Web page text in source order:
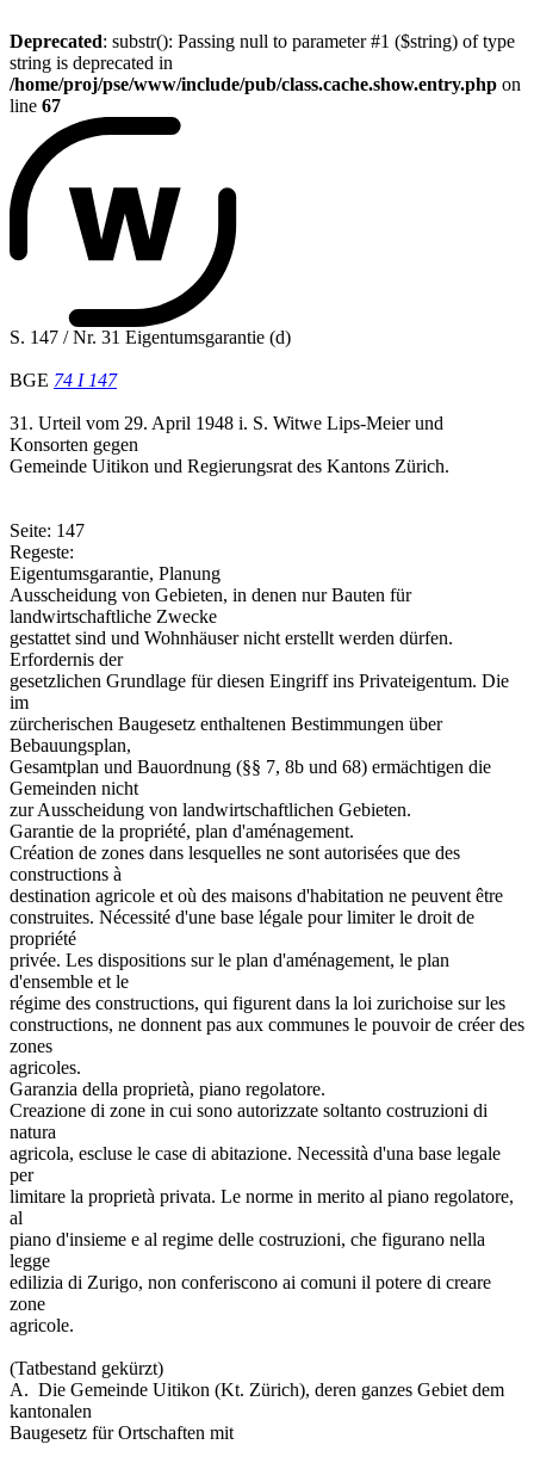
Deprecated: substr(): Passing null to parameter #1 ($string) of type
string is deprecated in
/home/proj/pse/www/include/pub/class.cache.show.entry.php on
line 67
S. 147 / Nr. 31 Eigentumsgarantie (d)
BGE 74 I 147
31. Urteil vom 29. April 1948 i. S. Witwe Lips-Meier und
Konsorten gegen
Gemeinde Uitikon und Regierungsrat des Kantons Zürich.
Seite: 147
Regeste:
Eigentumsgarantie, Planung
Ausscheidung von Gebieten, in denen nur Bauten für
landwirtschaftliche Zwecke
gestattet sind und Wohnhäuser nicht erstellt werden dürfen.
Erfordernis der
gesetzlichen Grundlage für diesen Eingriff ins Privateigentum. Die
im
zürcherischen Baugesetz enthaltenen Bestimmungen über
Bebauungsplan,
Gesamtplan und Bauordnung (§§ 7, 8b und 68) ermächtigen die
Gemeinden nicht
zur Ausscheidung von landwirtschaftlichen Gebieten.
Garantie de la propriété, plan d'aménagement.
Création de zones dans lesquelles ne sont autorisées que des
constructions à
destination agricole et où des maisons d'habitation ne peuvent être
construites. Nécessité d'une base légale pour limiter le droit de
propriété
privée. Les dispositions sur le plan d'aménagement, le plan
d'ensemble et le
régime des constructions, qui figurent dans la loi zurichoise sur les
constructions, ne donnent pas aux communes le pouvoir de créer des
zones
agricoles.
Garanzia della proprietà, piano regolatore.
Creazione di zone in cui sono autorizzate soltanto costruzioni di
natura
agricola, escluse le case di abitazione. Necessità d'una base legale
per
limitare la proprietà privata. Le norme in merito al piano regolatore,
al
piano d'insieme e al regime delle costruzioni, che figurano nella
legge
edilizia di Zurigo, non conferiscono ai comuni il potere di creare
zone
agricole.
(Tatbestand gekürzt)
A. ­ Die Gemeinde Uitikon (Kt. Zürich), deren ganzes Gebiet dem
kantonalen
Baugesetz für Ortschaften mit